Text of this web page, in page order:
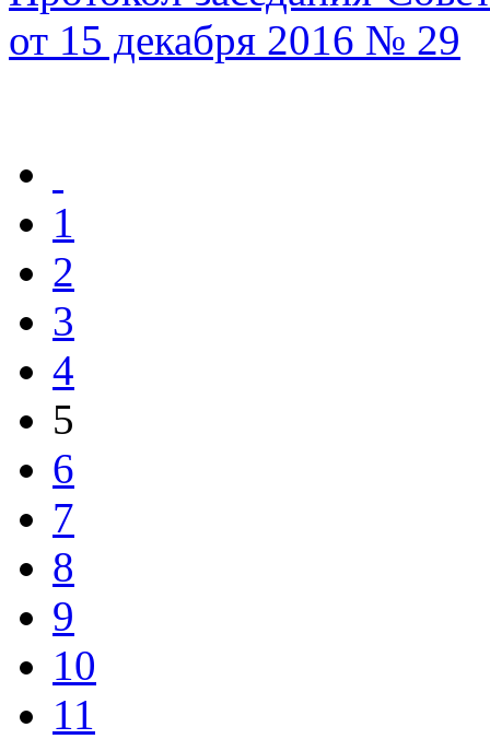
от 15 декабря 2016 № 29
1
2
3
4
5
6
7
8
9
10
11